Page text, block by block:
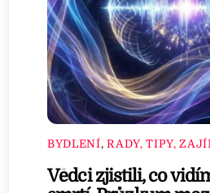
BYDLENÍ,RADY, TIPY,
Vědci zjistili, co